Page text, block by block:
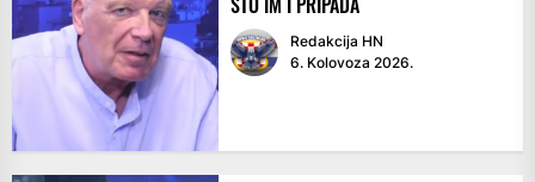
Redakcija HN
6. Kolovoza 2026.